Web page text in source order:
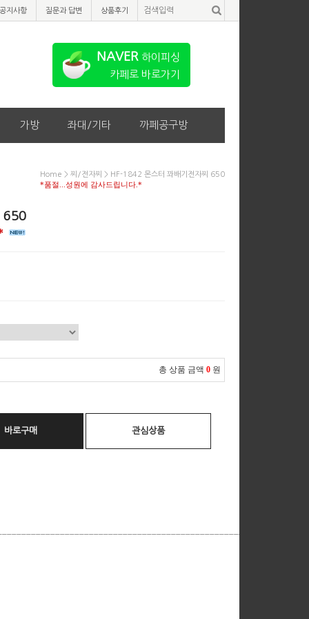
공지사항 질문과 답변 상품후기
가방 좌대/기타 까페공구방
NAVER 하이피싱
카페로 바로가기
Home > 찌/전자찌 > HF-1842 몬스터 꽈배기전자찌 650
*품절...성원에 감사드립니다.*
650
총 상품 금액 0 원
바로구매 관심상품